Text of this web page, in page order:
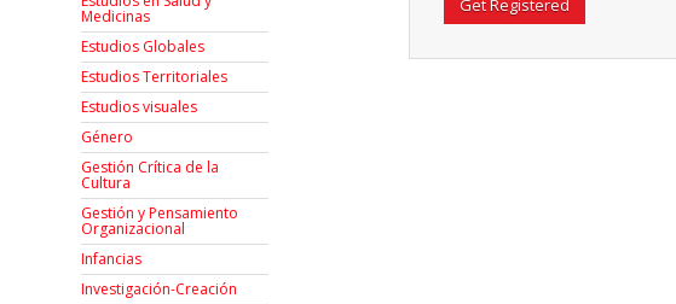
Get Registered
Medicinas
Estudios Globales
Estudios Territoriales
Estudios visuales
Género
Gestión Crítica de la
Cultura
Gestión y Pensamiento
Organizacional
Infancias
Investigación-Creación